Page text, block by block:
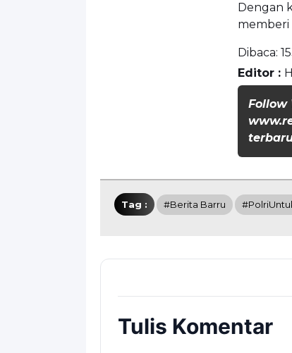
Dengan
memberi
Dibaca:
Editor :
Follow
Tag : #Berita Barru
Tulis Komentar